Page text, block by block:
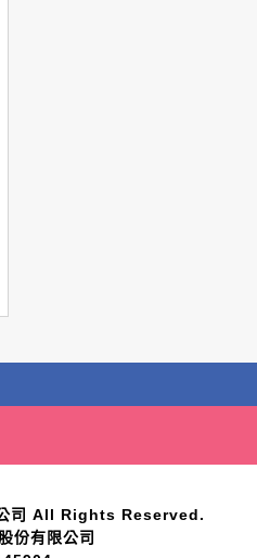
司 All Rights Reserved.
份有限公司